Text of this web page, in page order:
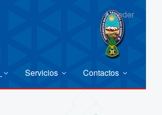
Acceder
Servicios Contactos